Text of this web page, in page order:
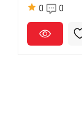
0 0